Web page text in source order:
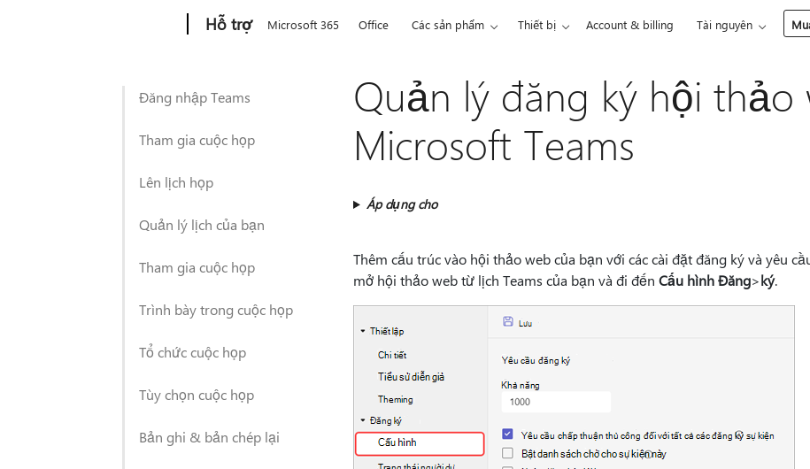
Hỗ trợ Microsoft 365 Office Các sản phẩm Thiết bị Account & billing Tài nguyên
Đăng nhập Teams
Tham gia cuộc họp
Lên lịch họp
Quản lý lịch của bạn
Tham gia cuộc họp
Trình bày trong cuộc họp
Tổ chức cuộc họp
Tùy chọn cuộc họp
Bản ghi & bản chép lại
Quản lý đăng ký hội thảo
Microsoft Teams
Áp dụng cho
Thêm cấu trúc vào hội thảo web của bạn với các cài đặt đăng ký và yêu
mở hội thảo web từ lịch Teams của bạn và đi đến Cấu hình Đăng>ký.